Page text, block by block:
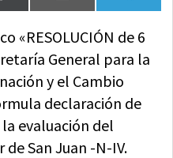
en
(Twitter) en
en
«RESOLUCIÓN de 6
General para la
y el Cambio
declaración de
evaluación del
San Juan -N-IV.